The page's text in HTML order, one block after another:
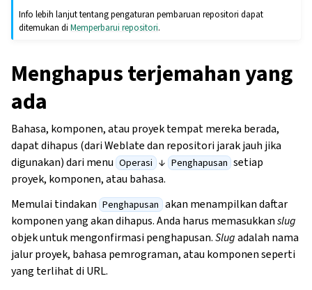
Info lebih lanjut tentang pengaturan pembaruan repositori dapat
ditemukan diMemperbarui repositori.
Menghapus terjemahan yang
ada
Bahasa, komponen, atau proyek tempat mereka berada,
dapat dihapus (dari Weblate dan repositori jarak jauh jika
digunakan) dari menu Operasi ↓ Penghapusan setiap
proyek, komponen, atau bahasa.
Memulai tindakan Penghapusan akan menampilkan daftar
komponen yang akan dihapus. Anda harus memasukkanslug
objek untuk mengonfirmasi penghapusan.Slugadalah nama
jalur proyek, bahasa pemrograman, atau komponen seperti
yang terlihat di URL.